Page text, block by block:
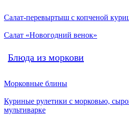
Салат-перевыртыш с копченой
Салат «Новогодний венок»
Блюда из моркови
Морковные блины
Куриные рулетики с морковью,
мультиварке